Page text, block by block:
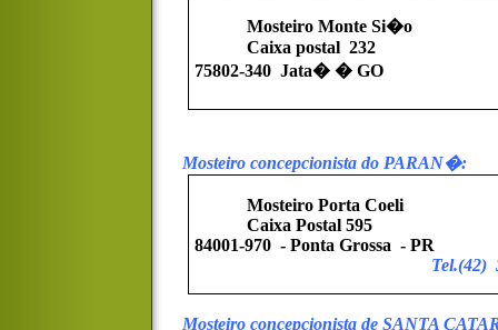
Mosteiro Monte Si�o
Caixa postal 232
75802-340 Jata� � GO
Mosteiro concepcionista do PARAN�:
Mosteiro Porta Coeli
Caixa Postal 595
84001-970 - Ponta Grossa - PR
Tel.(42)
Mosteiro concepcionista de SANTA